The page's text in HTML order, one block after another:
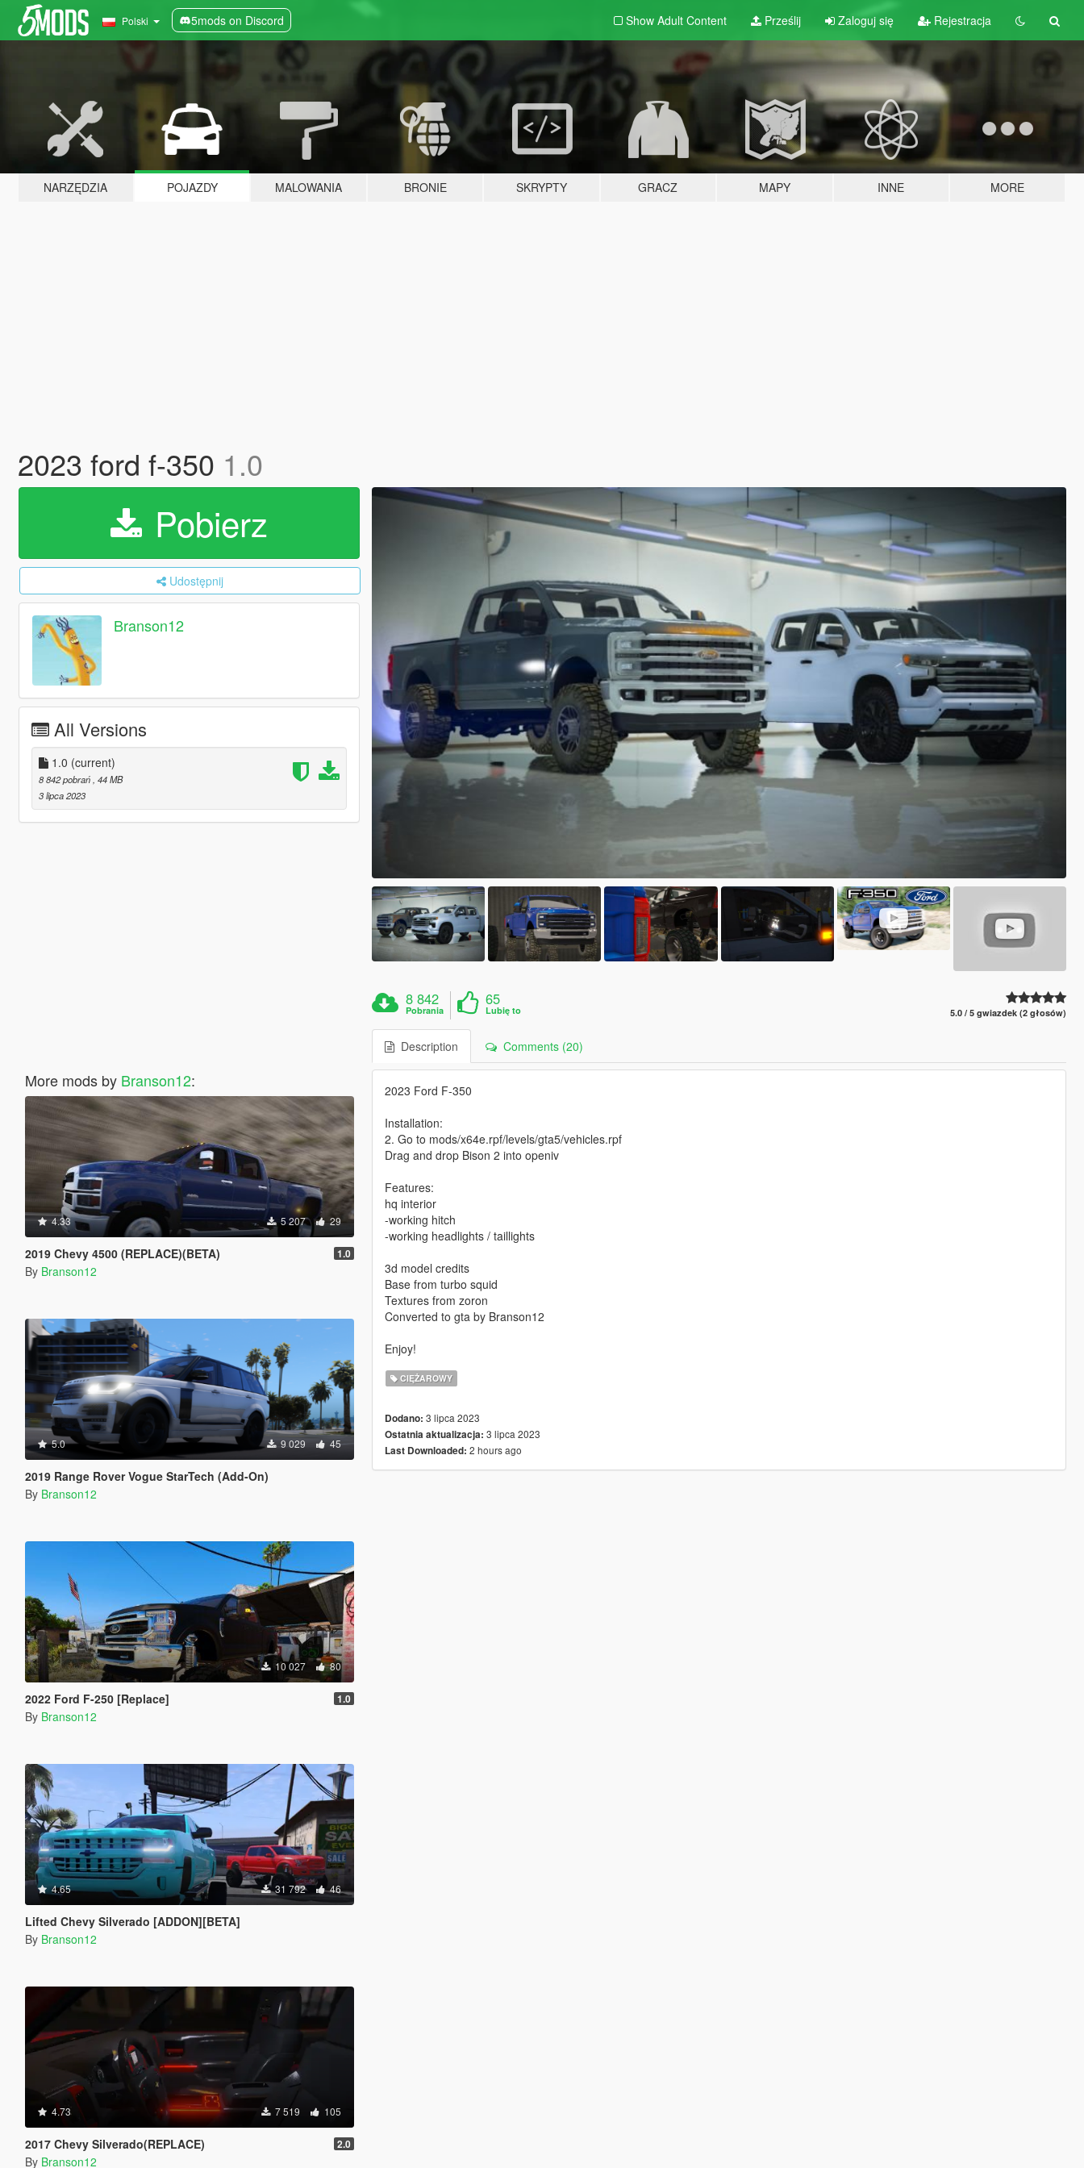
Polski 5mods on Discord Show Adult Content Prześlij Zaloguj się Rejestracja
NARZĘDZIA POJAZDY MALOWANIA BRONIE SKRYPTY GRACZ MAPY INNE MORE
2023 ford f-350 1.0
Pobierz
Udostępnij
Branson12
All Versions
1.0 (current)
8 842 pobrań , 44 MB
3 lipca 2023
More mods by Branson12:
4.33 5 207 29
2019 Chevy 4500 (REPLACE)(BETA) 1.0
By Branson12
5.0 9 029 45
2019 Range Rover Vogue StarTech (Add-On)
By Branson12
10 027 80
2022 Ford F-250 [Replace] 1.0
By Branson12
4.65 31 792 46
Lifted Chevy Silverado [ADDON][BETA]
By Branson12
4.73 7 519 105
2017 Chevy Silverado(REPLACE) 2.0
By Branson12
8 842
Pobrania
65
Lubię to 5.0 / 5 gwiazdek (2 głosów)
Description Comments (20)
2023 Ford F-350
Installation:
2. Go to mods/x64e.rpf/levels/gta5/vehicles.rpf
Drag and drop Bison 2 into openiv
Features:
hq interior
-working hitch
-working headlights / taillights
3d model credits
Base from turbo squid
Textures from zoron
Converted to gta by Branson12
Enjoy!
CIĘŻAROWY
Dodano: 3 lipca 2023
Ostatnia aktualizacja: 3 lipca 2023
Last Downloaded: 2 hours ago